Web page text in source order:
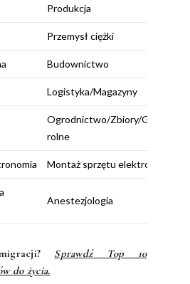
Produkcja
Przemysł ciężki
Budownictwo
Logistyka/Magazyny
Ogrodnictwo/Zbiory/
rolne
Montaż sprzętu elektronicznego
Anestezjologia
Sprawdź Top 10
do życia.